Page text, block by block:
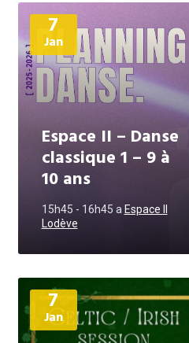
7
Jan
Espace II – Danse
classique 1 – 9 à
10 ans
15h45 - 16h45 a Espace II
Lodève
Plus
d'informations
7
Jan
Plus
d'informations